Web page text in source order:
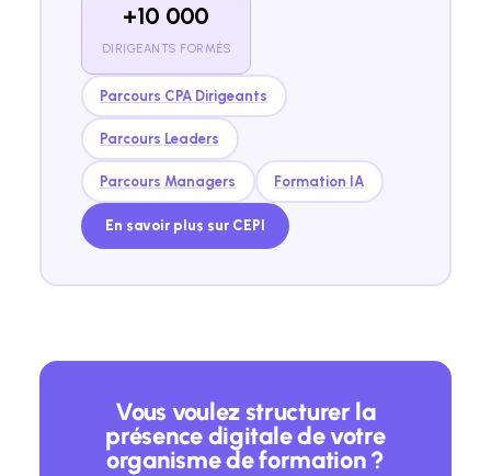
+10 000
DIRIGEANTS FORMÉS
Parcours CPA Dirigeants
Parcours Leaders
Parcours Managers Formation IA
En savoir plus sur CEPI
Vous voulez structurer la
présence digitale de votre
organisme de formation ?